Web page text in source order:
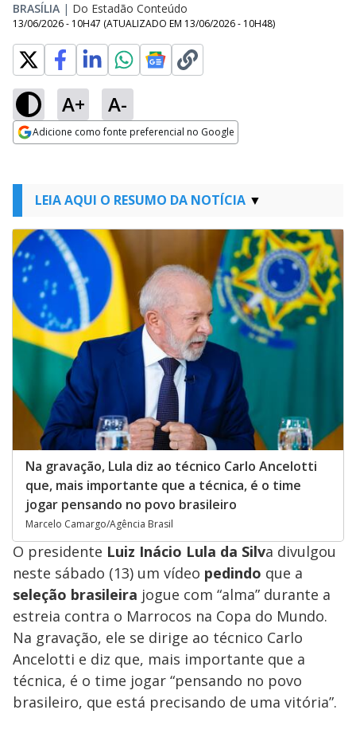
BRASÍLIA | Do Estadão Conteúdo
13/06/2026 - 10H47 (ATUALIZADO EM 13/06/2026 - 10H48)
A+ A-
Adicione como fonte preferencial no Google
LEIA AQUI O RESUMO DA NOTÍCIA
Na gravação, Lula diz ao técnico Carlo Ancelotti
que, mais importante que a técnica, é o time
jogar pensando no povo brasileiro
Marcelo Camargo/Agência Brasil
O presidente Luiz Inácio Lula da Silva divulgou
neste sábado (13) um vídeo pedindo que a
seleção brasileira jogue com “alma” durante a
estreia contra o Marrocos na Copa do Mundo.
Na gravação, ele se dirige ao técnico Carlo
Ancelotti e diz que, mais importante que a
técnica, é o time jogar “pensando no povo
brasileiro, que está precisando de uma vitória”.